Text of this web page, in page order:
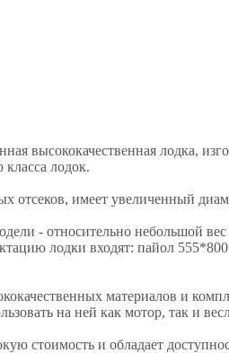
высококачественная лодка,
лодок.
отсеков, имеет увеличенный
- относительно небольшой
лодки входят: пайол
материалов и
на ней как мотор, так и
стоимость и обладает